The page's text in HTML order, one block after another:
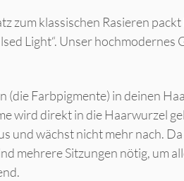
zum klassischen Rasieren
Light“. Unser
(die Farbpigmente) in deinen
wird direkt in die Haarwurzel
und wächst nicht mehr nach.
mehrere Sitzungen nötig, um